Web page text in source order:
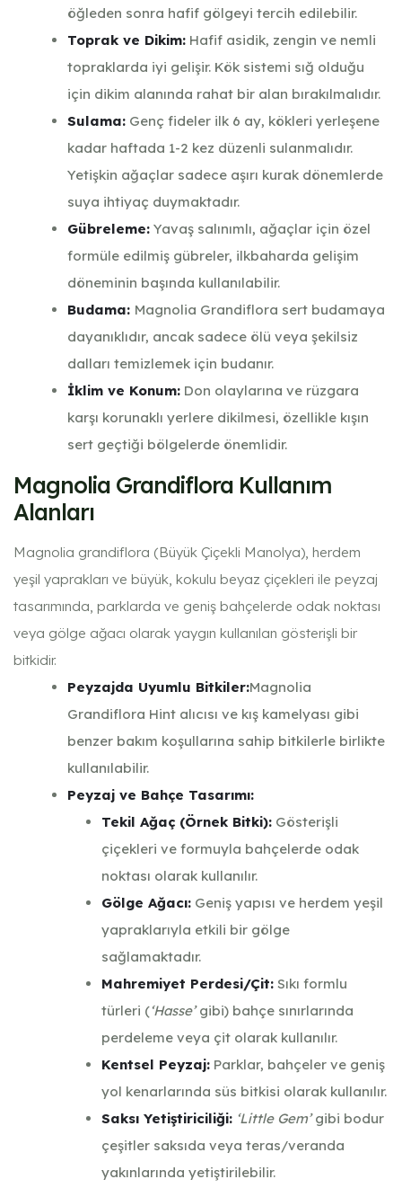
öğleden sonra hafif gölgeyi tercih edilebilir.
Toprak ve Dikim: Hafif asidik, zengin ve nemli
topraklarda iyi gelişir. Kök sistemi sığ olduğu
için dikim alanında rahat bir alan bırakılmalıdır.
Sulama: Genç fideler ilk 6 ay, kökleri yerleşene
kadar haftada 1-2 kez düzenli sulanmalıdır.
Yetişkin ağaçlar sadece aşırı kurak dönemlerde
suya ihtiyaç duymaktadır.
Gübreleme: Yavaş salınımlı, ağaçlar için özel
formüle edilmiş gübreler, ilkbaharda gelişim
döneminin başında kullanılabilir.
Budama: Magnolia Grandiflora sert budamaya
dayanıklıdır, ancak sadece ölü veya şekilsiz
dalları temizlemek için budanır.
İklim ve Konum: Don olaylarına ve rüzgara
karşı korunaklı yerlere dikilmesi, özellikle kışın
sert geçtiği bölgelerde önemlidir.
Magnolia Grandiflora Kullanım
Alanları
Magnolia grandiflora (Büyük Çiçekli Manolya), herdem
yeşil yaprakları ve büyük, kokulu beyaz çiçekleri ile peyzaj
tasarımında, parklarda ve geniş bahçelerde odak noktası
veya gölge ağacı olarak yaygın kullanılan gösterişli bir
bitkidir.
Peyzajda Uyumlu Bitkiler:Magnolia
Grandiflora Hint alıcısı ve kış kamelyası gibi
benzer bakım koşullarına sahip bitkilerle birlikte
kullanılabilir.
Peyzaj ve Bahçe Tasarımı:
Tekil Ağaç (Örnek Bitki):Gösterişli
çiçekleri ve formuyla bahçelerde odak
noktası olarak kullanılır.
Gölge Ağacı:Geniş yapısı ve herdem yeşil
yapraklarıyla etkili bir gölge
sağlamaktadır.
Mahremiyet Perdesi/Çit:Sıkı formlu
türleri (‘Hasse’gibi) bahçe sınırlarında
perdeleme veya çit olarak kullanılır.
Kentsel Peyzaj:Parklar, bahçeler ve geniş
yol kenarlarında süs bitkisi olarak kullanılır.
Saksı Yetiştiriciliği: ‘Little Gem’gibi bodur
çeşitler saksıda veya teras/veranda
yakınlarında yetiştirilebilir.